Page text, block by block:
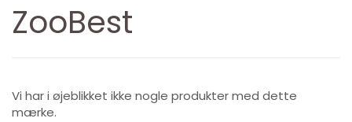
ZooBest
Vi har i øjeblikket ikke nogle produkter med dette
mærke.